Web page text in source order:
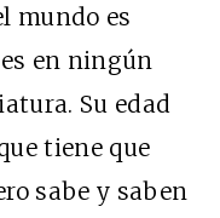
mundo es
en ningún
Su edad
tiene que
sabe y saben